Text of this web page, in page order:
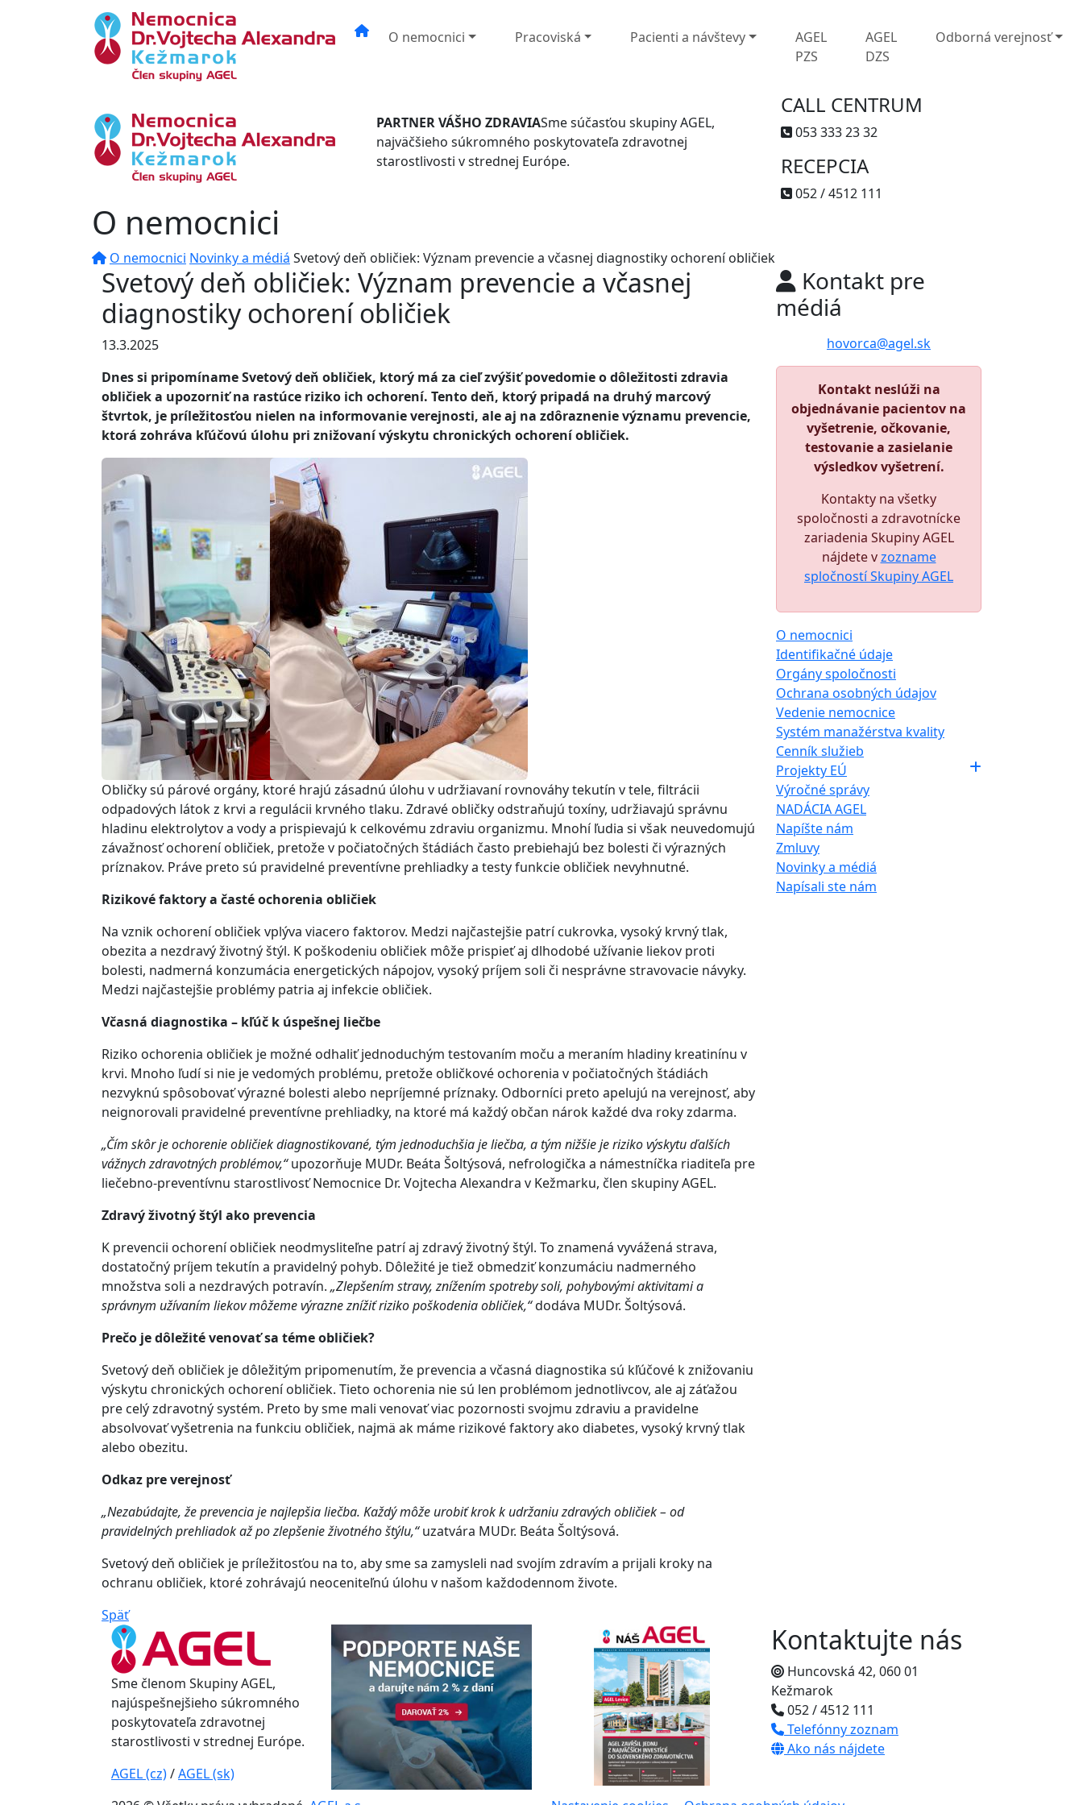
O nemocnici Pracoviská Pacienti a návštevy
AGEL
PZS
AGEL
DZS
Odborná verejnosť
PARTNER VÁŠHO ZDRAVIASme súčasťou skupiny AGEL,
najväčšieho súkromného poskytovateľa zdravotnej
starostlivosti v strednej Európe.
CALL CENTRUM
053 333 23 32
RECEPCIA
052 / 4512 111
O nemocnici
O nemocnici Novinky a médiá Svetový deň obličiek: Význam prevencie a včasnej diagnostiky ochorení obličiek
Svetový deň obličiek: Význam prevencie a včasnej
diagnostiky ochorení obličiek
13.3.2025
Dnes si pripomíname Svetový deň obličiek, ktorý má za cieľ zvýšiť povedomie o dôležitosti zdravia
obličiek a upozorniť na rastúce riziko ich ochorení. Tento deň, ktorý pripadá na druhý marcový
štvrtok, je príležitosťou nielen na informovanie verejnosti, ale aj na zdôraznenie významu prevencie,
ktorá zohráva kľúčovú úlohu pri znižovaní výskytu chronických ochorení obličiek.
Obličky sú párové orgány, ktoré hrajú zásadnú úlohu v udržiavaní rovnováhy tekutín v tele, filtrácii
odpadových látok z krvi a regulácii krvného tlaku. Zdravé obličky odstraňujú toxíny, udržiavajú správnu
hladinu elektrolytov a vody a prispievajú k celkovému zdraviu organizmu. Mnohí ľudia si však neuvedomujú
závažnosť ochorení obličiek, pretože v počiatočných štádiách často prebiehajú bez bolesti či výrazných
príznakov. Práve preto sú pravidelné preventívne prehliadky a testy funkcie obličiek nevyhnutné.
Rizikové faktory a časté ochorenia obličiek
Na vznik ochorení obličiek vplýva viacero faktorov. Medzi najčastejšie patrí cukrovka, vysoký krvný tlak,
obezita a nezdravý životný štýl. K poškodeniu obličiek môže prispieť aj dlhodobé užívanie liekov proti
bolesti, nadmerná konzumácia energetických nápojov, vysoký príjem soli či nesprávne stravovacie návyky.
Medzi najčastejšie problémy patria aj infekcie obličiek.
Včasná diagnostika – kľúč k úspešnej liečbe
Riziko ochorenia obličiek je možné odhaliť jednoduchým testovaním moču a meraním hladiny kreatinínu v
krvi. Mnoho ľudí si nie je vedomých problému, pretože obličkové ochorenia v počiatočných štádiách
nezvyknú spôsobovať výrazné bolesti alebo nepríjemné príznaky. Odborníci preto apelujú na verejnosť, aby
neignorovali pravidelné preventívne prehliadky, na ktoré má každý občan nárok každé dva roky zdarma.
„Čím skôr je ochorenie obličiek diagnostikované, tým jednoduchšia je liečba, a tým nižšie je riziko výskytu ďalších
vážnych zdravotných problémov,“upozorňuje MUDr. Beáta Šoltýsová, nefrologička a námestníčka riaditeľa pre
liečebno-preventívnu starostlivosť Nemocnice Dr. Vojtecha Alexandra v Kežmarku, člen skupiny AGEL.
Zdravý životný štýl ako prevencia
K prevencii ochorení obličiek neodmysliteľne patrí aj zdravý životný štýl. To znamená vyvážená strava,
dostatočný príjem tekutín a pravidelný pohyb. Dôležité je tiež obmedziť konzumáciu nadmerného
množstva soli a nezdravých potravín. „Zlepšením stravy, znížením spotreby soli, pohybovými aktivitami a
správnym užívaním liekov môžeme výrazne znížiť riziko poškodenia obličiek,“dodáva MUDr. Šoltýsová.
Prečo je dôležité venovať sa téme obličiek?
Svetový deň obličiek je dôležitým pripomenutím, že prevencia a včasná diagnostika sú kľúčové k znižovaniu
výskytu chronických ochorení obličiek. Tieto ochorenia nie sú len problémom jednotlivcov, ale aj záťažou
pre celý zdravotný systém. Preto by sme mali venovať viac pozornosti svojmu zdraviu a pravidelne
absolvovať vyšetrenia na funkciu obličiek, najmä ak máme rizikové faktory ako diabetes, vysoký krvný tlak
alebo obezitu.
Odkaz pre verejnosť
„Nezabúdajte, že prevencia je najlepšia liečba. Každý môže urobiť krok k udržaniu zdravých obličiek – od
pravidelných prehliadok až po zlepšenie životného štýlu,“uzatvára MUDr. Beáta Šoltýsová.
Svetový deň obličiek je príležitosťou na to, aby sme sa zamysleli nad svojím zdravím a prijali kroky na
ochranu obličiek, ktoré zohrávajú neoceniteľnú úlohu v našom každodennom živote.
Späť
Kontakt pre
médiá
hovorca@agel.sk
Kontakt neslúži na
objednávanie pacientov na
vyšetrenie, očkovanie,
testovanie a zasielanie
výsledkov vyšetrení.
Kontakty na všetky
spoločnosti a zdravotnícke
zariadenia Skupiny AGEL
nájdete vzozname
spločností Skupiny AGEL
O nemocnici
Identifikačné údaje
Orgány spoločnosti
Ochrana osobných údajov
Vedenie nemocnice
Systém manažérstva kvality
Cenník služieb
Projekty EÚ
Výročné správy
NADÁCIA AGEL
Napíšte nám
Zmluvy
Novinky a médiá
Napísali ste nám
Sme členom Skupiny AGEL,
najúspešnejšieho súkromného
poskytovateľa zdravotnej
starostlivosti v strednej Európe.
AGEL (cz)/AGEL (sk)
Kontaktujte nás
Huncovská 42, 060 01
Kežmarok
052 / 4512 111
Telefónny zoznam
Ako nás nájdete